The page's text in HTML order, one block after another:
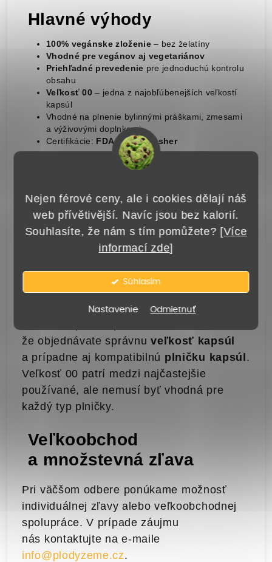
Nejen férové ceny, ale i cookies dělají náš
web přívětivější. Navíc jsou bez kalorií.
Souhlasíte, že nám s tím pomůžete? [Více
informací zde]
Súhlasím
Nastavenie Odmietnuť
Hlavné výhody
100% vegánske zloženie– bez želatíny
Vhodné pre vegánov aj vegetariánov
Priehľadné prevedenie pre jednoduchú kontrolu
obsahu
Veľkosť 00 – jedna z najobľúbenejších veľkostí
kapsúl
Vhodné na plnenie bylinnými práškami, zmesami
a výživovými doplnkami
Certifikácie: FDA, Halal, Kosher
Skladovanie
Na zachovanie kvality odporúčame kapsuly
skladovať pri teplote15–25 °Ca relatívnej
vlhkosti40–50%. Uchovávajte v suchu,
mimo priameho slnečného žiarenia a mimo
Dôležité upozornenie
že objednávate správnuveľkosť kapsúl
a prípadne aj kompatibilnú plničku kapsúl .
Veľkosť 00 patrí medzi najčastejšie
používané, ale nemusí byť vhodná pre
každý typ plničky.
Veľkoobchod
a množstevná zľava
Pri väčšom odbere ponúkame možnosť
individuálnej zľavy alebo veľkoobchodnej
spolupráce. V prípade záujmu
nás kontaktujte na e-maile
info@plodyzeme.cz.